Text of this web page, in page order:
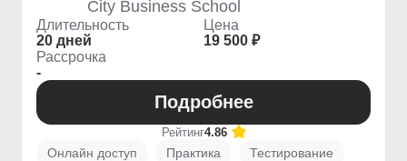
City Business School
Длительность
20 дней
Цена
19 500 ₽
Рассрочка
-
Подробнее
Рейтинг4.86
Онлайн доступ Практика Тестирование